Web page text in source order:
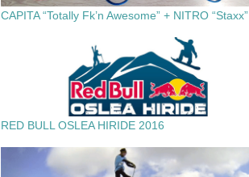
CAPITA “Totally Fk’n Awesome” + NITRO “Staxx”
RED BULL OSLEA HIRIDE 2016